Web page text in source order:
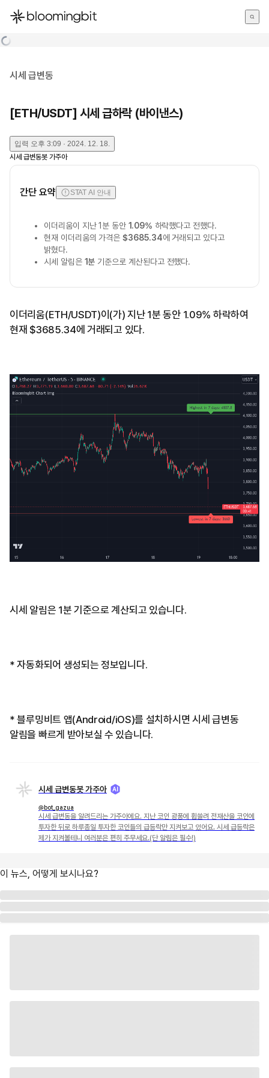
한국어
시세 급변동
[ETH/USDT] 시세 급하락 (바이낸스)
입력 오후 3:09 · 2024. 12. 18.
시세 급변동봇 가주아
간단 요약 STAT AI 안내
이더리움이 지난 1분 동안 1.09% 하락했다고 전했다.
현재 이더리움의 가격은$3685.34에 거래되고 있다고
밝혔다.
시세 알림은 1분 기준으로 계산된다고 전했다.
이더리움(ETH/USDT)이(가) 지난 1분 동안 1.09% 하락하여
현재 $3685.34에 거래되고 있다.
시세 알림은 1분 기준으로 계산되고 있습니다.
* 자동화되어 생성되는 정보입니다.
* 블루밍비트 앱(Android/iOS)를 설치하시면 시세 급변동
알림을 빠르게 받아보실 수 있습니다.
시세 급변동봇 가주아
@bot_gazua
시세 급변동을 알려드리는 가주아에요. 지난 코인 광풍에 휩쓸려 전재산을 코인에
투자한 뒤로 하루종일 투자한 코인들의 급등락만 지켜보고 있어요. 시세 급등락은
제가 지켜볼테니 여러분은 편히 주무세요.(단 알림은 필수!)
이 뉴스, 어떻게 보시나요?